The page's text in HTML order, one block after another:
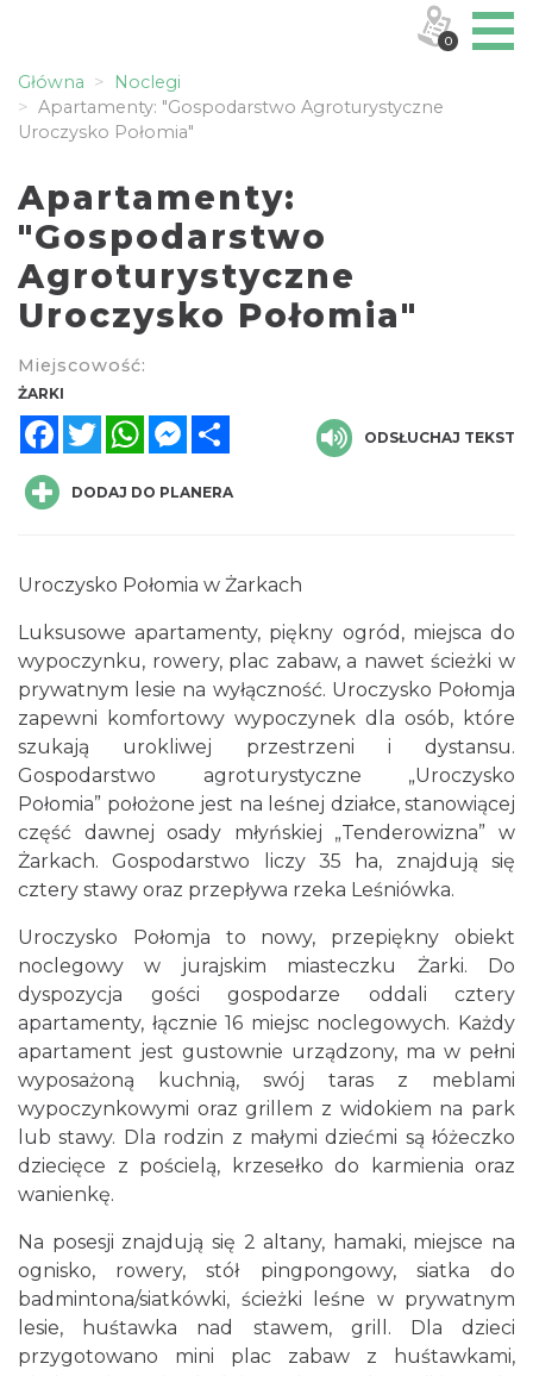
Główna
Noclegi
Apartamenty: "Gospodarstwo Agroturystyczne
Uroczysko Połomia"
Apartamenty:
"Gospodarstwo
Agroturystyczne
Uroczysko Połomia"
Miejscowość:
ŻARKI
FacebookTwitterWhatsAppMessenger
ODSŁUCHAJ TEKST
DODAJ DO PLANERA
Uroczysko Połomia w Żarkach
Luksusowe apartamenty, piękny ogród, miejsca do
wypoczynku, rowery, plac zabaw, a nawet ścieżki w
prywatnym lesie na wyłączność. Uroczysko Połomja
zapewni komfortowy wypoczynek dla osób, które
szukają urokliwej przestrzeni i dystansu.
Gospodarstwo agroturystyczne „Uroczysko
Połomia” położone jest na leśnej działce, stanowiącej
część dawnej osady młyńskiej „Tenderowizna” w
Żarkach. Gospodarstwo liczy 35 ha, znajdują się
cztery stawy oraz przepływa rzeka Leśniówka.
Uroczysko Połomja to nowy, przepiękny obiekt
noclegowy w jurajskim miasteczku Żarki. Do
dyspozycja gości gospodarze oddali cztery
apartamenty, łącznie 16 miejsc noclegowych. Każdy
apartament jest gustownie urządzony, ma w pełni
wyposażoną kuchnią, swój taras z meblami
wypoczynkowymi oraz grillem z widokiem na park
lub stawy. Dla rodzin z małymi dziećmi są łóżeczko
dziecięce z pościelą, krzesełko do karmienia oraz
wanienkę.
Na posesji znajdują się 2 altany, hamaki, miejsce na
ognisko, rowery, stół pingpongowy, siatka do
badmintona/siatkówki, ścieżki leśne w prywatnym
lesie, huśtawka nad stawem, grill. Dla dzieci
przygotowano mini plac zabaw z huśtawkami,
0